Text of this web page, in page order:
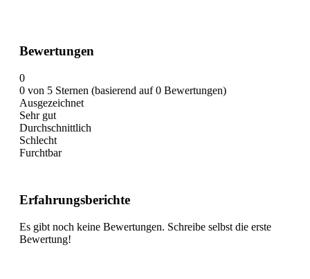
Bewertungen
0
0 von 5 Sternen (basierend auf 0 Bewertungen)
Ausgezeichnet
Sehr gut
Durchschnittlich
Schlecht
Furchtbar
Erfahrungsberichte
Es gibt noch keine Bewertungen. Schreibe selbst die erste
Bewertung!